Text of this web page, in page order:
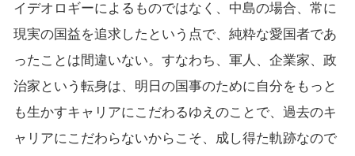
イデオロギーによるものではなく、中島の場合、常に
現実の国益を追求したという点で、純粋な愛国者であ
ったことは間違いない。すなわち、軍人、企業家、政
治家という転身は、明日の国事のために自分をもっと
も生かすキャリアにこだわるゆえのことで、過去のキ
ャリアにこだわらないからこそ、成し得た軌跡なので